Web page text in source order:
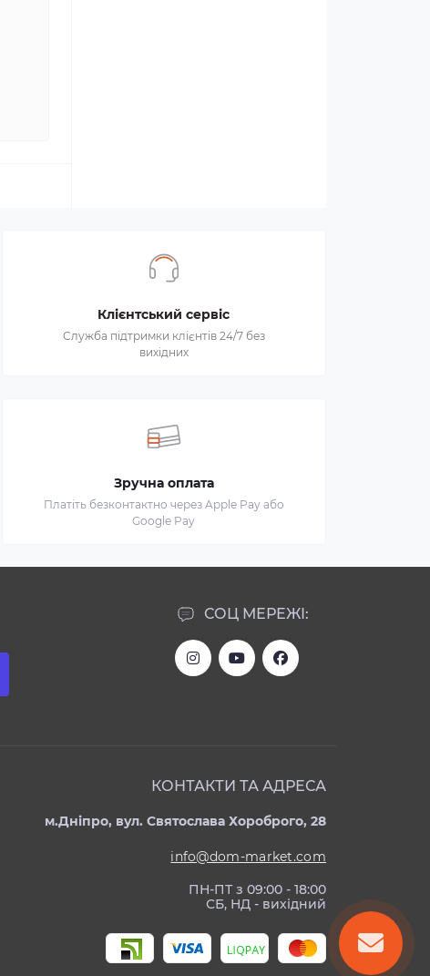
Клієнтський сервіс
Служба підтримки клієнтів 24/7 без
вихідних
Зручна оплата
Платіть безконтактно через Apple Pay або
Google Pay
СОЦ МЕРЕЖІ:
КОНТАКТИ ТА АДРЕСА
м.Дніпро, вул. Святослава Хороброго, 28
info@dom-market.com
ПН-ПТ з 09:00 - 18:00
СБ, НД - вихідний